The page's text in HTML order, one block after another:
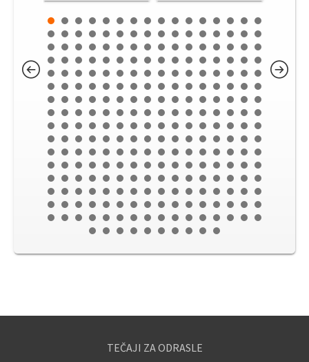
TEČAJI ZA ODRASLE